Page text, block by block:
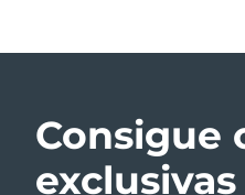
Consigue
exclusivas